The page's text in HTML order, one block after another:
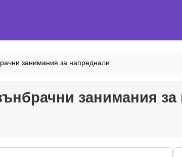
занимания за напреднали
занимания за